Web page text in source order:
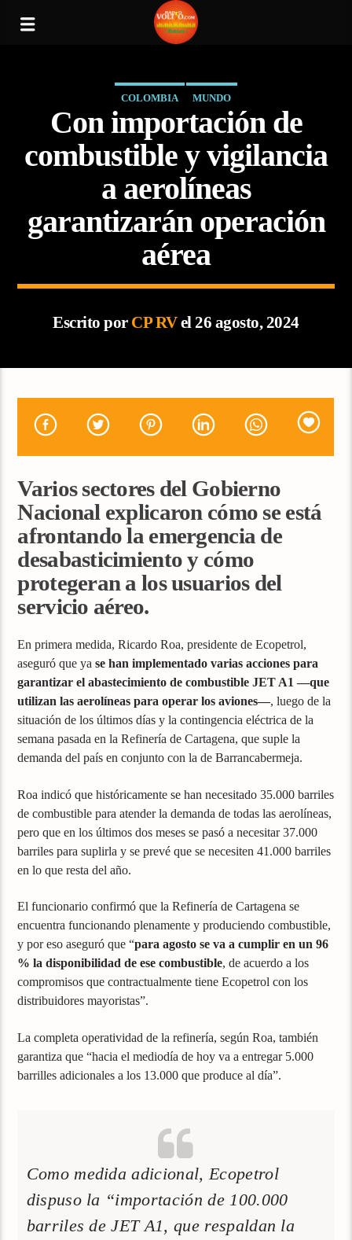
COLOMBIA MUNDO
Con importación de
combustible y vigilancia
a aerolíneas
garantizarán operación
aérea
Escrito por CP RVel 26 agosto, 2024
Varios sectores del Gobierno
Nacional explicaron cómo se está
afrontando la emergencia de
desabasticimiento y cómo
protegeran a los usuarios del
servicio aéreo.
En primera medida, Ricardo Roa, presidente de Ecopetrol,
aseguró que yase han implementado varias acciones para
garantizar el abastecimiento de combustible JET A1 —que
utilizan las aerolíneas para operar los aviones—, luego de la
situación de los últimos días y la contingencia eléctrica de la
semana pasada en la Refinería de Cartagena, que suple la
demanda del país en conjunto con la de Barrancabermeja.
Roa indicó que históricamente se han necesitado 35.000 barriles
de combustible para atender la demanda de todas las aerolíneas,
pero que en los últimos dos meses se pasó a necesitar 37.000
barriles para suplirla y se prevé que se necesiten 41.000 barriles
en lo que resta del año.
El funcionario confirmó que la Refinería de Cartagena se
encuentra funcionando plenamente y produciendo combustible,
y por eso aseguró que “para agosto se va a cumplir en un 96
% la disponibilidad de ese combustible, de acuerdo a los
compromisos que contractualmente tiene Ecopetrol con los
distribuidores mayoristas”.
La completa operatividad de la refinería, según Roa, también
garantiza que “hacia el mediodía de hoy va a entregar 5.000
barrilles adicionales a los 13.000 que produce al día”.
Como medida adicional, Ecopetrol
dispuso la “importación de 100.000
barriles de JET A1, que respaldan la